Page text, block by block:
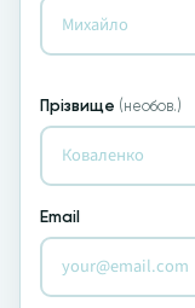
Прізвище (необов.)
Email